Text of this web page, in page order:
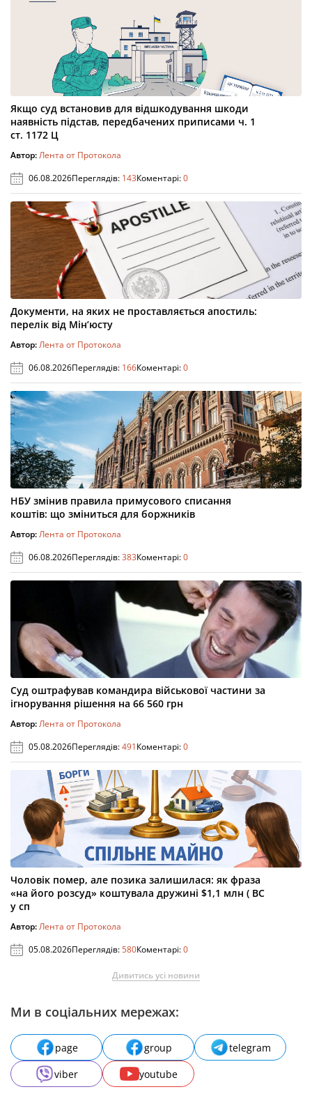
Якщо суд встановив для відшкодування шкоди
наявність підстав, передбачених приписами ч. 1
ст. 1172 Ц
Автор:Лента от Протокола
06.08.2026Переглядів: 143Коментарі:0
Документи, на яких не проставляється апостиль:
перелік від Мін’юсту
Автор:Лента от Протокола
06.08.2026Переглядів: 166Коментарі:0
НБУ змінив правила примусового списання
коштів: що зміниться для боржників
Автор:Лента от Протокола
06.08.2026Переглядів:383Коментарі:0
Суд оштрафував командира військової частини за
ігнорування рішення на 66 560 грн
Автор:Лента от Протокола
05.08.2026Переглядів:491Коментарі:0
Чоловік помер, але позика залишилася: як фраза
«на його розсуд» коштувала дружині $1,1 млн ( ВС
у сп
Автор:Лента от Протокола
05.08.2026Переглядів:580Коментарі:0
Дивитись усі новини
Ми в соціальних мережах:
page group
telegram
viber
youtube